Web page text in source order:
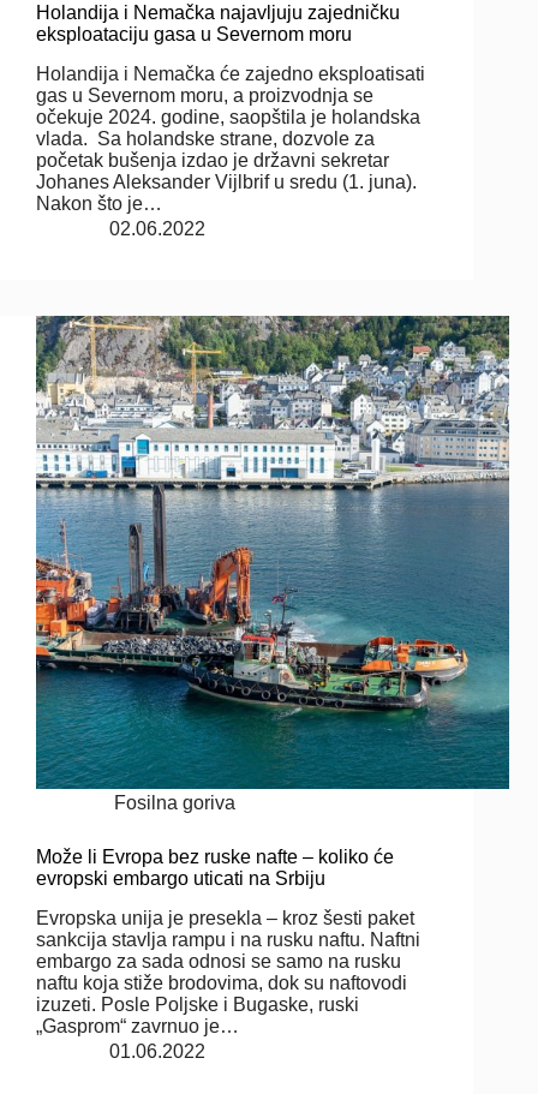
Holandija i Nemačka najavljuju zajedničku
eksploataciju gasa u Severnom moru
Holandija i Nemačka će zajedno eksploatisati
gas u Severnom moru, a proizvodnja se
očekuje 2024. godine, saopštila je holandska
vlada. Sa holandske strane, dozvole za
početak bušenja izdao je državni sekretar
Johanes Aleksander Vijlbrif u sredu (1. juna).
Nakon što je…
02.06.2022
Fosilna goriva
Može li Evropa bez ruske nafte – koliko će
evropski embargo uticati na Srbiju
Evropska unija je presekla – kroz šesti paket
sankcija stavlja rampu i na rusku naftu. Naftni
embargo za sada odnosi se samo na rusku
naftu koja stiže brodovima, dok su naftovodi
izuzeti. Posle Poljske i Bugaske, ruski
„Gasprom“ zavrnuo je…
01.06.2022